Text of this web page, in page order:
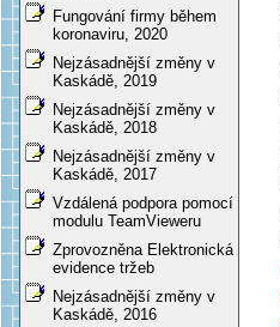
Fungování firmy během
koronaviru, 2020
Nejzásadnější změny v
Kaskádě, 2019
Nejzásadnější změny v
Kaskádě, 2018
Nejzásadnější změny v
Kaskádě, 2017
Vzdálená podpora pomocí
modulu TeamVieweru
Zprovozněna Elektronická
evidence tržeb
Nejzásadnější změny v
Kaskádě, 2016